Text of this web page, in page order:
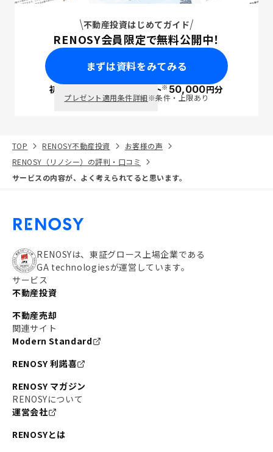
不動産投資はじめてガイド
RENOSY会員限定で無料公開中！
まずは資料をみてみる
初回面談で ポイント※50,000円分
プレゼント適用条件詳細※条件・上限あり
TOP RENOSY不動産投資
お客様の声
RENOSY（リノシー）の評判・口コミ
サービスの内容が、よく考えられてると思います。
RENOSYは、東証グロース上場企業である
GA technologiesが運営しています。
サービス
不動産投資
不動産売却
関連サイト
Modern Standard
RENOSY 利諾喜
RENOSY マガジン
RENOSYについて
運営会社
RENOSYとは